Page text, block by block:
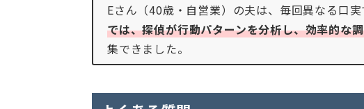
Eさん（40歳・自営業）の夫は、毎回異なる口
では、探偵が行動パターンを分析し、効率的な
集できました。